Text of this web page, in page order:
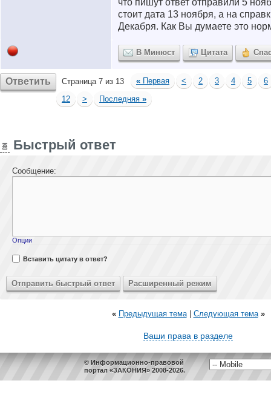
что пишут ответ отправили 5
стоит дата 13 ноября, а на
Декабря. Как Вы думаете это
В Минюст Цитата
Ответить Страница 7 из 13 « Первая < 2 3 4 5
6
12
> Последняя »
Быстрый ответ
Сообщение:
Опции
Вставить цитату в ответ?
« Предыдущая тема| Следующая тема »
Ваши права в разделе
© Информационно-правовой
портал «ЗАКОНИЯ» 2008-2026.